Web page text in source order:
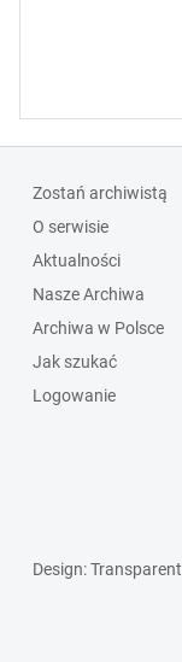
Zostań archiwistą
O serwisie
Aktualności
Nasze Archiwa
Archiwa w Polsce
Jak szukać
Logowanie
Design: Transparent